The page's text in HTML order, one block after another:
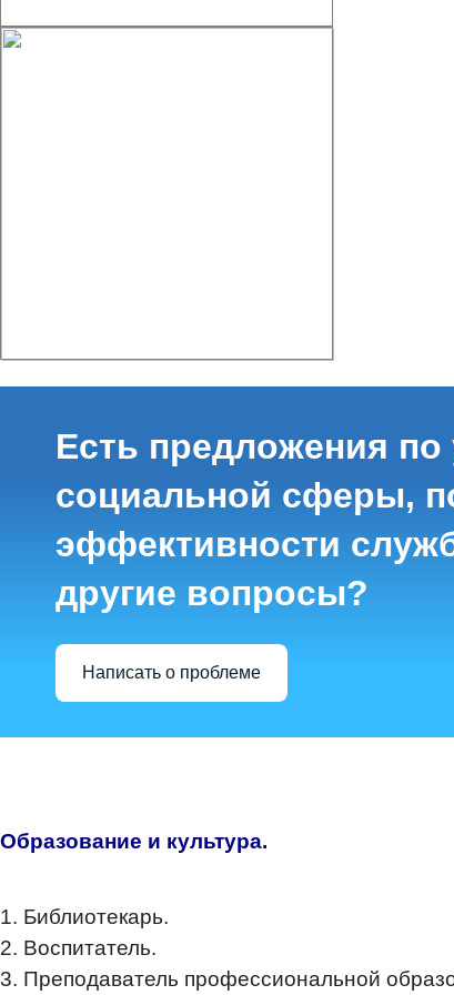
Есть предложения
социальной сферы,
эффективности
другие вопросы?
Написать о проблеме
Образование и культура.
1. Библиотекарь.
2. Воспитатель.
3. Преподаватель профессиональной